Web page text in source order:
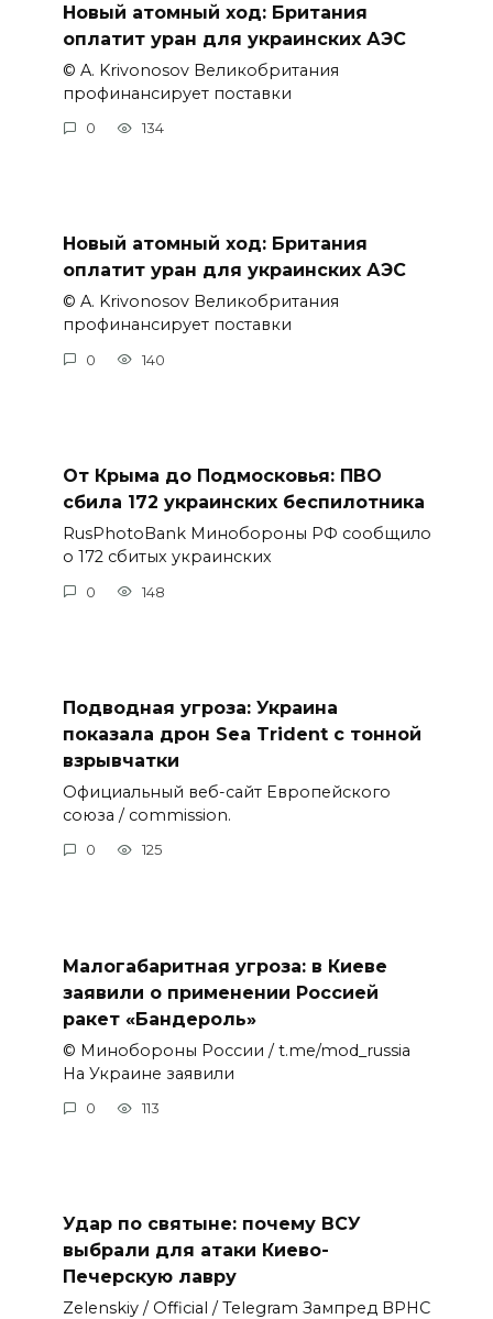
Новый атомный ход: Британия
оплатит уран для украинских АЭС
© A. Krivonosov Великобритания
профинансирует поставки
0 134
Новый атомный ход: Британия
оплатит уран для украинских АЭС
© A. Krivonosov Великобритания
профинансирует поставки
0 140
От Крыма до Подмосковья: ПВО
сбила 172 украинских беспилотника
RusPhotoBank Минобороны РФ сообщило
о 172 сбитых украинских
0 148
Подводная угроза: Украина
показала дрон Sea Trident с тонной
взрывчатки
Официальный веб-сайт Европейского
союза / commission.
0 125
Малогабаритная угроза: в Киеве
заявили о применении Россией
ракет «Бандероль»
© Минобороны России / t.me/mod_russia
На Украине заявили
0 113
Удар по святыне: почему ВСУ
выбрали для атаки Киево-
Печерскую лавру
Zеlеnskiу / Оfficiаl / Telegram Зампред ВРНС